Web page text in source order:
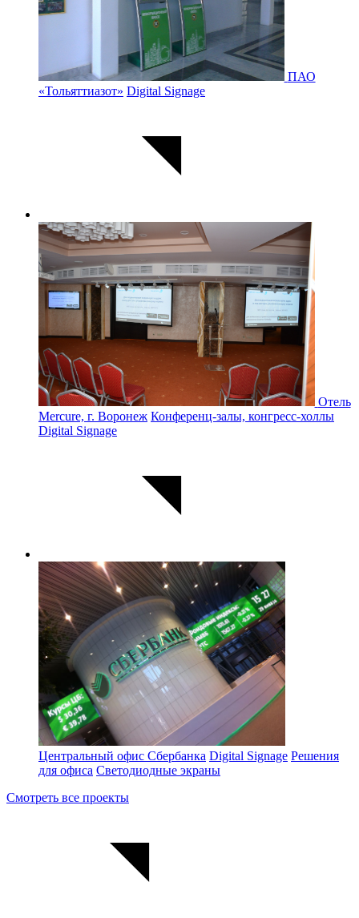
ПАО
«Тольяттиазот» Digital Signage
Отель
Mercure, г. Воронеж Конференц-залы, конгресс-холлы
Digital Signage
Центральный офис Сбербанка Digital Signage Решения
для офиса Светодиодные экраны
Смотреть все проекты